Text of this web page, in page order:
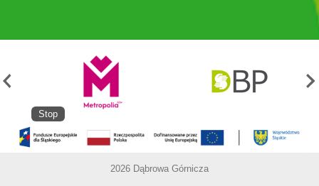
Stop
2026 Dąbrowa Górnicza